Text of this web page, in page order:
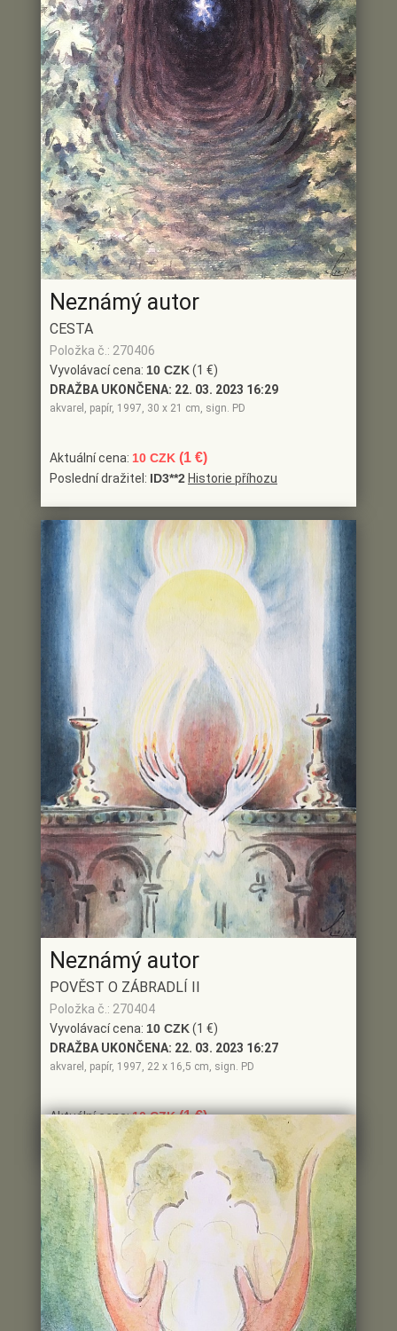
Neznámý autor
CESTA
Položka č.: 270406
Vyvolávací cena: 10 CZK(1 €)
DRAŽBA UKONČENA: 22. 03. 2023 16:29
akvarel, papír, 1997, 30 x 21 cm, sign. PD
Aktuální cena: 10 CZK (1 €)
Poslední dražitel: ID3**2 Historie příhozu
Neznámý autor
POVĚST O ZÁBRADLÍ II
Položka č.: 270404
Vyvolávací cena: 10 CZK(1 €)
DRAŽBA UKONČENA: 22. 03. 2023 16:27
akvarel, papír, 1997, 22 x 16,5 cm, sign. PD
Aktuální cena:10 CZK(1 €)
Poslední dražitel: Historie příhozu